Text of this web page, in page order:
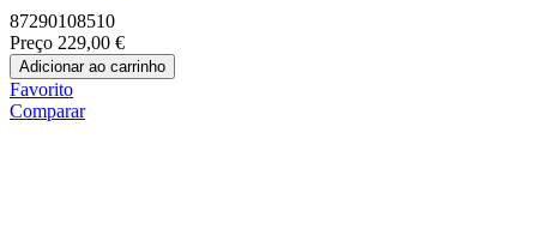
87290108510
Preço 229,00 €
Adicionar ao carrinho
Favorito
Comparar